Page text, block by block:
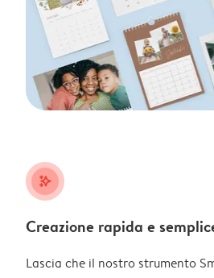
stars_plus
Creazione rapida e
Lascia che il nostro strumento